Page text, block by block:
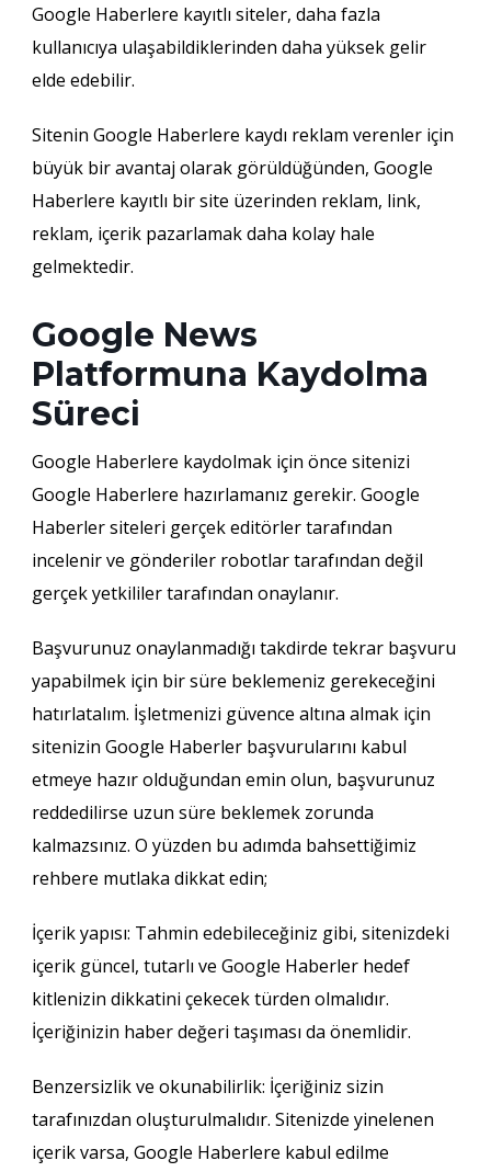
Google Haberlere kayıtlı siteler, daha fazla
kullanıcıya ulaşabildiklerinden daha yüksek gelir
elde edebilir.
Sitenin Google Haberlere kaydı reklam verenler için
büyük bir avantaj olarak görüldüğünden, Google
Haberlere kayıtlı bir site üzerinden reklam, link,
reklam, içerik pazarlamak daha kolay hale
gelmektedir.
Google News
Platformuna Kaydolma
Süreci
Google Haberlere kaydolmak için önce sitenizi
Google Haberlere hazırlamanız gerekir. Google
Haberler siteleri gerçek editörler tarafından
incelenir ve gönderiler robotlar tarafından değil
gerçek yetkililer tarafından onaylanır.
Başvurunuz onaylanmadığı takdirde tekrar başvuru
yapabilmek için bir süre beklemeniz gerekeceğini
hatırlatalım. İşletmenizi güvence altına almak için
sitenizin Google Haberler başvurularını kabul
etmeye hazır olduğundan emin olun, başvurunuz
reddedilirse uzun süre beklemek zorunda
kalmazsınız. O yüzden bu adımda bahsettiğimiz
rehbere mutlaka dikkat edin;
İçerik yapısı: Tahmin edebileceğiniz gibi, sitenizdeki
içerik güncel, tutarlı ve Google Haberler hedef
kitlenizin dikkatini çekecek türden olmalıdır.
İçeriğinizin haber değeri taşıması da önemlidir.
Benzersizlik ve okunabilirlik: İçeriğiniz sizin
tarafınızdan oluşturulmalıdır. Sitenizde yinelenen
içerik varsa, Google Haberlere kabul edilme